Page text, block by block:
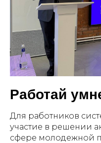
Работай
Для работников
участие в решении
сфере молодежной